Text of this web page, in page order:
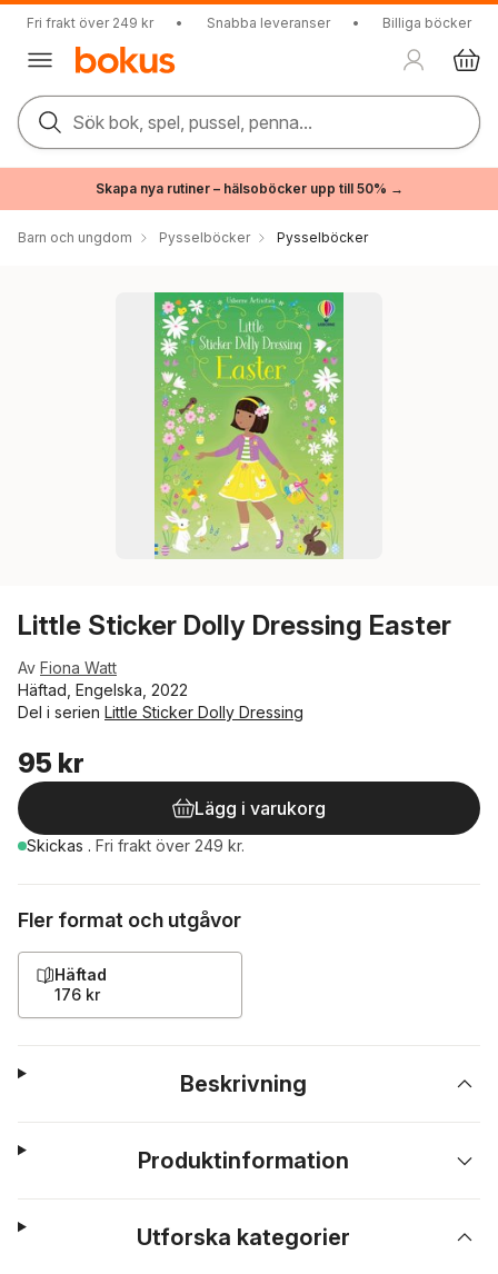
Fri frakt över 249 kr • Snabba leveranser • Billiga böcker
Sök bok, spel, pussel, penna...
Skapa nya rutiner – hälsoböcker upp till 50% →
Barn och ungdom Pysselböcker Pysselböcker
Little Sticker Dolly Dressing Easter
Av Fiona Watt
Häftad, Engelska, 2022
Del i serien Little Sticker Dolly Dressing
95 kr
Lägg i varukorg
Skickas . Fri frakt över 249 kr.
Fler format och utgåvor
Häftad
176 kr
Beskrivning
Produktinformation
Utforska kategorier